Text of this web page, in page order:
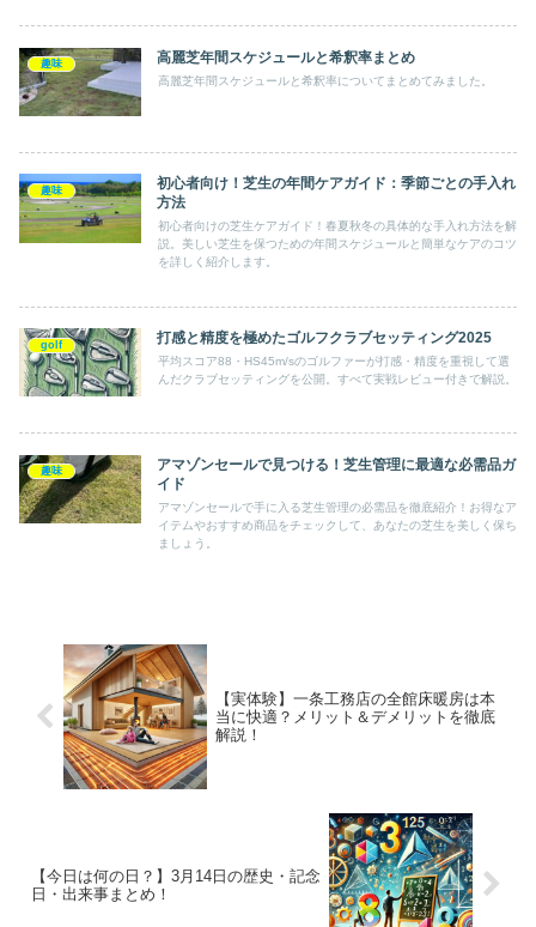
趣味 高麗芝年間スケジュールと希釈率まとめ
高麗芝年間スケジュールと希釈率についてまとめてみました。
趣味
初心者向け！芝生の年間ケアガイド：季節ごとの手入れ
方法
初心者向けの芝生ケアガイド！春夏秋冬の具体的な手入れ方法を解
説。美しい芝生を保つための年間スケジュールと簡単なケアのコツ
を詳しく紹介します。
golf 打感と精度を極めたゴルフクラブセッティング2025
平均スコア88・HS45m/sのゴルファーが打感・精度を重視して選
んだクラブセッティングを公開。すべて実戦レビュー付きで解説。
趣味
アマゾンセールで見つける！芝生管理に最適な必需品ガ
イド
アマゾンセールで手に入る芝生管理の必需品を徹底紹介！お得なア
イテムやおすすめ商品をチェックして、あなたの芝生を美しく保ち
ましょう。
【実体験】一条工務店の全館床暖房は本
当に快適？メリット＆デメリットを徹底
解説！
【今日は何の日？】3月14日の歴史・記念
日・出来事まとめ！